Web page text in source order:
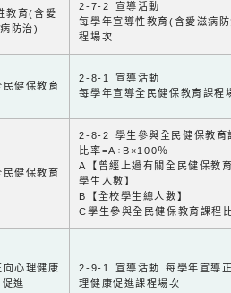
教育(含愛
防治)
2-7-2 宣導活動
每學年宣導性教育(含愛滋病
程場次
健保教育
2-8-1 宣導活動
每學年宣導全民健保教育課程
健保教育
2-8-2 學生參與全民健保教育
比率=A÷B×100％
A【曾經上過有關全民健保教
學生人數】
B【全校學生總人數】
C學生參與全民健保教育課程
心理健康
促進
2-9-1 宣導活動 每學年宣導
理健康促進課程場次